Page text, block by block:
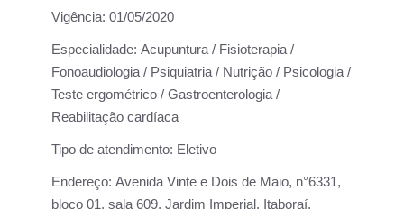
Vigência: 01/05/2020
Especialidade: Acupuntura / Fisioterapia /
Fonoaudiologia / Psiquiatria / Nutrição / Psicologia /
Teste ergométrico / Gastroenterologia /
Reabilitação cardíaca
Tipo de atendimento: Eletivo
Endereço: Avenida Vinte e Dois de Maio, n°6331,
bloco 01, sala 609, Jardim Imperial, Itaboraí,